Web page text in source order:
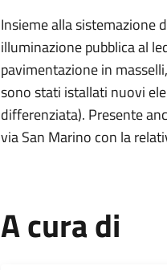
Insieme alla sistemazione
illuminazione pubblica al
pavimentazione in
sono stati istallati nuovi
differenziata). Presente
via San Marino con la
A cura di